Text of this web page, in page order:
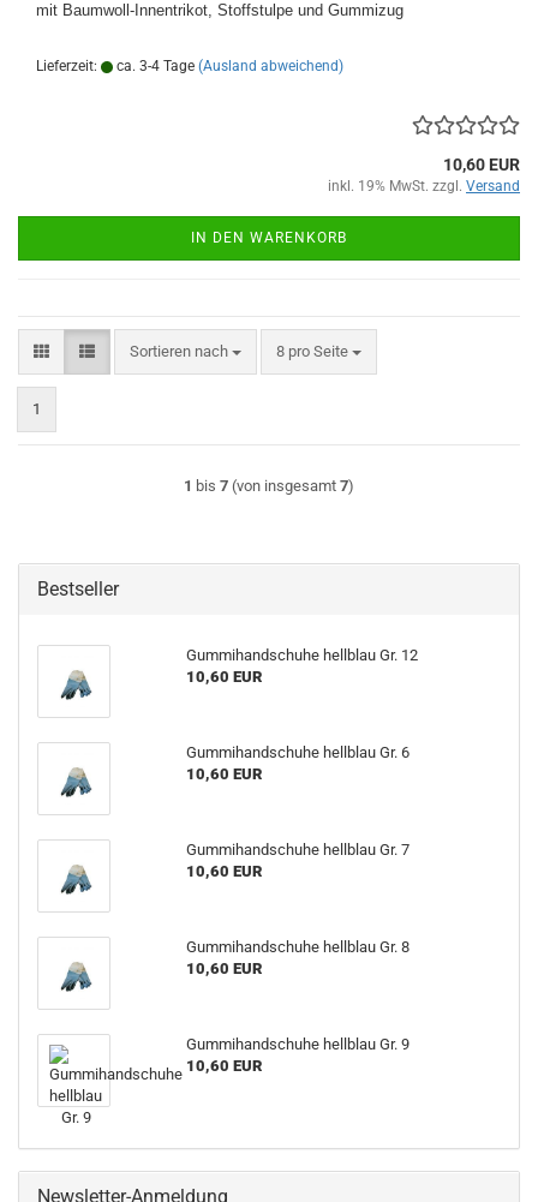
mit Baumwoll-Innentrikot, Stoffstulpe und Gummizug
Lieferzeit: ca. 3-4 Tage (Ausland abweichend)
10,60 EUR
inkl. 19% MwSt. zzgl. Versand
IN DEN WARENKORB
Sortieren nach
Sortieren nach 8 pro Seite
pro Seite
1
1 bis 7 (von insgesamt 7)
Bestseller
Gummihandschuhe hellblau Gr. 12
10,60 EUR
Gummihandschuhe hellblau Gr. 6
10,60 EUR
Gummihandschuhe hellblau Gr. 7
10,60 EUR
Gummihandschuhe hellblau Gr. 8
10,60 EUR
Gummihandschuhe hellblau Gr. 9
10,60 EUR
Newsletter-Anmeldung